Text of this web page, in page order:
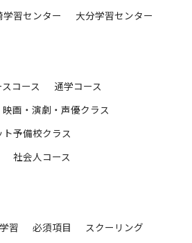
学習センター 大分学習センター
コース
通学コース
映画・演劇・声優クラス
ト予備校クラス
社会人コース
習 必須項目
スクーリング